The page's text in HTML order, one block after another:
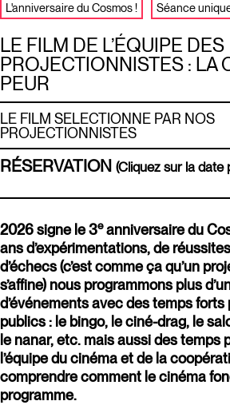
LE FILM DE L’ÉQUIPE DES
PROJECTIONNISTES : LA
PEUR
LE FILM SELECTIONNE PAR NOS
PROJECTIONNISTES
L'anniversaire du Cosmos ! Séance
RÉSERVATION (Cliquez sur la date
2026 signe le 3eanniversaire du
ans d’expérimentations, de
d’échecs (c’est comme ça qu’un
s’affine) nous programmons plus
d’événements avec des temps
publics : le bingo, le ciné-drag, le
le nanar, etc. mais aussi des temps
l’équipe du cinéma et de la
comprendre comment le cinéma
programme.